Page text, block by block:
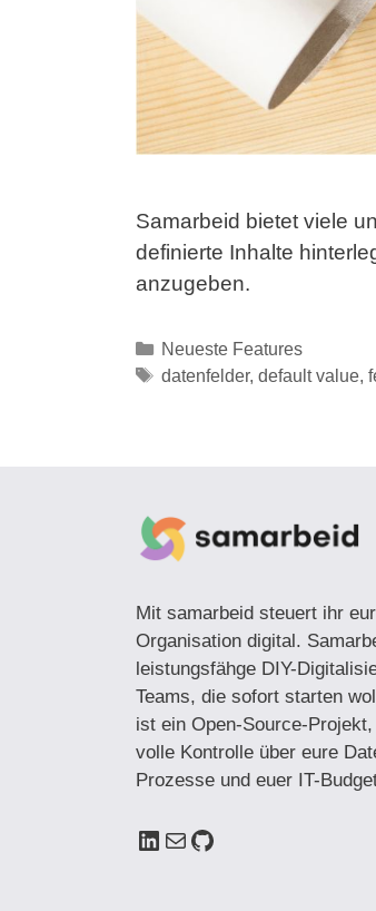
Samarbeid bietet viele
definierte Inhalte
anzugeben.
Kategorien
Neueste Features
Schlagwörter
datenfelder, default value,
Mit samarbeid steuert ihr
Organisation digital.
leistungsfähge DIY-
Teams, die sofort starten
ist ein Open-Source-
volle Kontrolle über eure
Prozesse und euer IT-
LinkedIn
E-MailGitHub